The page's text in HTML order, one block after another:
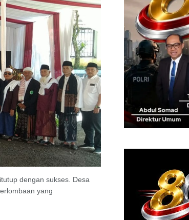
dengan sukses. Desa
yang